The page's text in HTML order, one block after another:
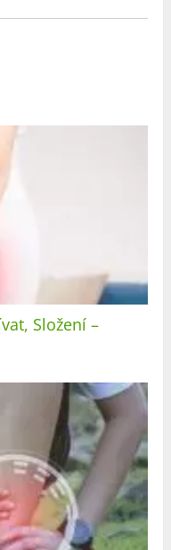
Složení –